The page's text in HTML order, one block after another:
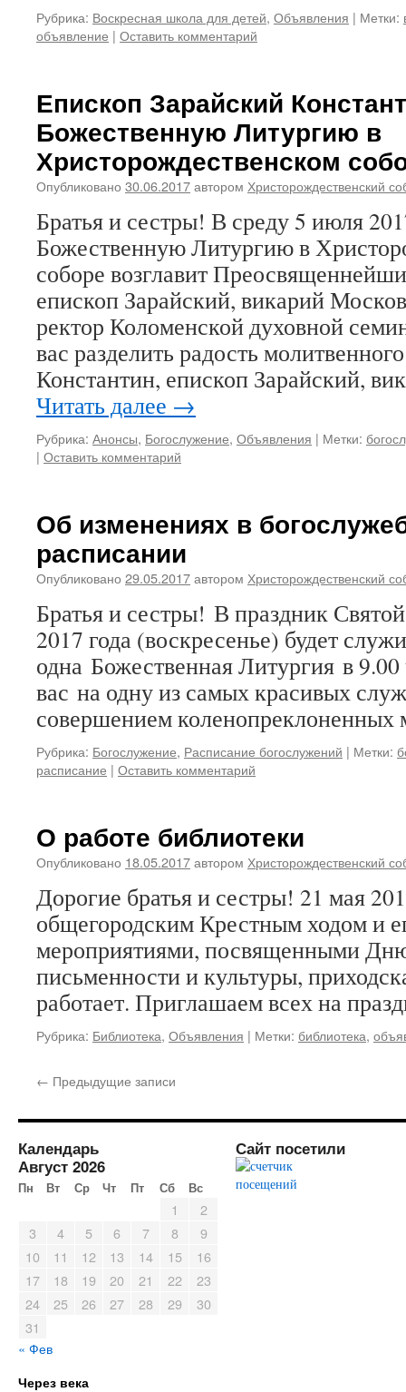
Рубрика: Воскресная школа для детей, Объявления | Метки:
объявление | Оставить комментарий
Епископ Зарайский
Божественную Литургию в
Христорождественском
Опубликовано 30.06.2017автором Христорождественский
Братья и сестры! В среду 5 июля
Божественную Литургию в
соборе возглавит
епископ Зарайский, викарий
ректор Коломенской духовной
вас разделить радость
Константин, епископ Зарайский,
Читать далее →
Рубрика: Анонсы, Богослужение, Объявления | Метки:
| Оставить комментарий
Об изменениях в
расписании
Опубликовано 29.05.2017автором Христорождественский
Братья и сестры! В праздник
2017 года (воскресенье) будет
одна Божественная Литургия в
вас на одну из самых красивых
совершением коленопреклоненных
Рубрика: Богослужение, Расписание богослужений | Метки:
расписание | Оставить комментарий
О работе библиотеки
Опубликовано 18.05.2017автором Христорождественский
Дорогие братья и сестры! 21 мая
общегородским Крестным ходом и
мероприятиями, посвященными
письменности и культуры,
работает. Приглашаем всех на
Рубрика: Библиотека, Объявления | Метки: библиотека,
← Предыдущие записи
Календарь
Август 2026
Пн Вт Ср Чт Пт Сб Вс
1
2
3
4 5 6 7 8
9
10
11 12 13 14 15
16
17
18 19 20 21 22
23
24
25 26 27 28 29
30
31
« Фев
Сайт посетили
Через века